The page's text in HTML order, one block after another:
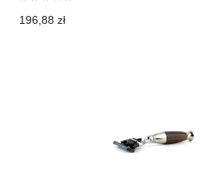
196,88 zł